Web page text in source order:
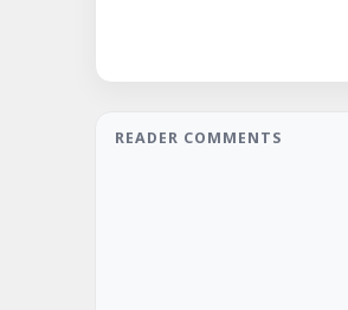
READER COMMENTS